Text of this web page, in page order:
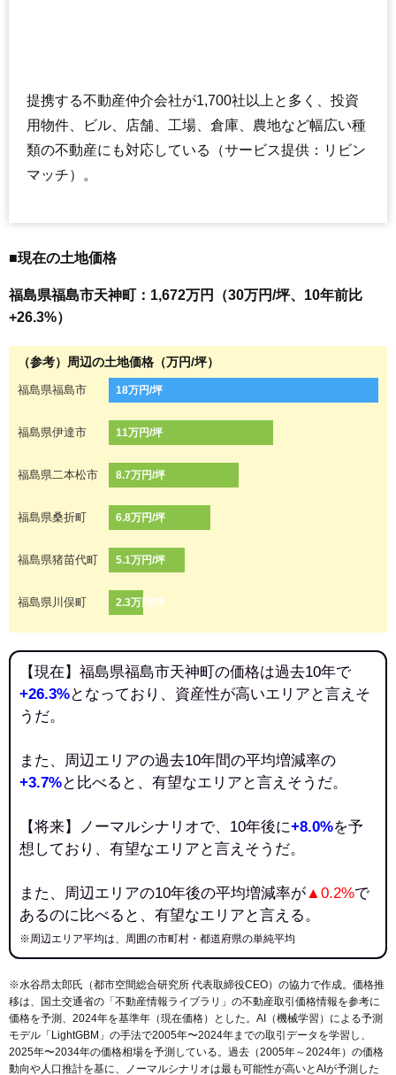
提携する不動産仲介会社が1,700社以上と多く、投資
用物件、ビル、店舗、工場、倉庫、農地など幅広い種
類の不動産にも対応している（サービス提供：リビン
マッチ）。
■現在の土地価格
福島県福島市天神町：1,672万円（30万円/坪、10年前比
+26.3%）
（参考）周辺の土地価格（万円/坪）
福島県福島市 18万円/坪
福島県伊達市 11万円/坪
福島県二本松市 8.7万円/坪
福島県桑折町 6.8万円/坪
福島県猪苗代町 5.1万円/坪
福島県川俣町 2.3万円/坪
【現在】福島県福島市天神町の価格は過去10年で
+26.3%となっており、資産性が高いエリアと言えそ
うだ。
また、周辺エリアの過去10年間の平均増減率の
+3.7%と比べると、有望なエリアと言えそうだ。
【将来】ノーマルシナリオで、10年後に+8.0%を予
想しており、有望なエリアと言えそうだ。
また、周辺エリアの10年後の平均増減率が▲0.2%で
あるのに比べると、有望なエリアと言える。
※周辺エリア平均は、周囲の市町村・都道府県の単純平均
※水谷昂太郎氏（都市空間総合研究所 代表取締役CEO）の協力で作成。価格推
移は、国土交通省の「 不動産情報ライブラリ 」の不動産取引価格情報を参考に
価格を予測、2024年を基準年（現在価格）とした。AI（機械学習）による予測
モデル「LightGBM」の手法で2005年〜2024年までの取引データを学習し、
2025年〜2034年の価格相場を予測している。過去（2005年～2024年）の価格
動向や人口推計を基に、ノーマルシナリオは最も可能性が高いとAIが予測した